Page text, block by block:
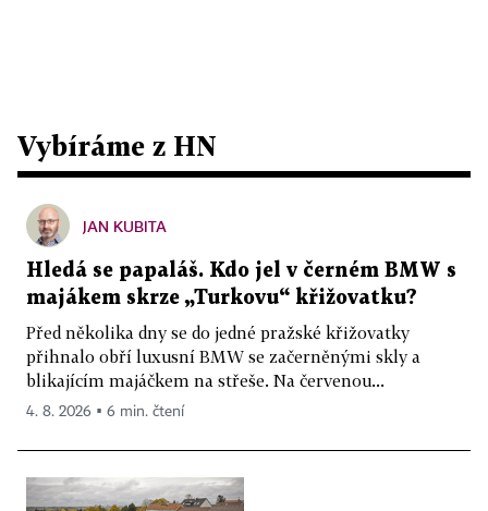
Vybíráme z HN
JAN KUBITA
Hledá se papaláš. Kdo jel v černém BMW s
majákem skrze „Turkovu“ křižovatku?
Před několika dny se do jedné pražské křižovatky
přihnalo obří luxusní BMW se začerněnými skly a
blikajícím majáčkem na střeše. Na červenou...
4. 8. 2026 ▪ 6 min. čtení